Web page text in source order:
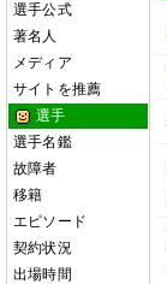
選手公式
著名人
メディア
サイトを推薦
選手
選手名鑑
故障者
移籍
エピソード
契約状況
出場時間